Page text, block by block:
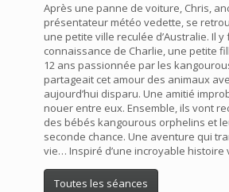
Après une panne de voiture, Chris,
présentateur météo vedette, se
une petite ville reculée d’Australie. Il y
connaissance de Charlie, une petite
12 ans passionnée par les
partageait cet amour des animaux
aujourd’hui disparu. Une amitié
nouer entre eux. Ensemble, ils vont
des bébés kangourous orphelins et
seconde chance. Une aventure qui
vie… Inspiré d’une incroyable histoire
Toutes les séances